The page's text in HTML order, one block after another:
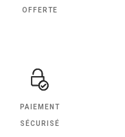
OFFERTE
PAIEMENT
SÉCURISÉ